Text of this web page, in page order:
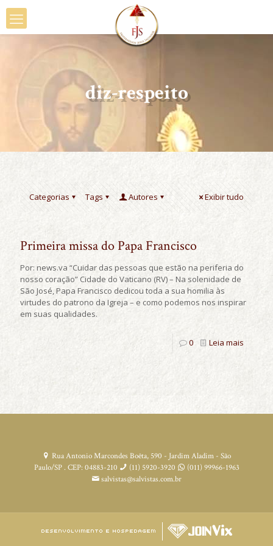
diz-respeito
Categorias Tags Autores Exibir tudo
Primeira missa do Papa Francisco
Por: news.va “Cuidar das pessoas que estão na periferia do
nosso coração” Cidade do Vaticano (RV) – Na solenidade de
São José, Papa Francisco dedicou toda a sua homilia às
virtudes do patrono da Igreja – e como podemos nos inspirar
em suas qualidades.
0 Leia mais
Rua Antonio Marcondes Boêta, 590 - Jardim Aladim - São
Paulo/SP . CEP: 04883-210
(11) 5920-3920
(011) 99966-1963
salvistas@salvistas.com.br